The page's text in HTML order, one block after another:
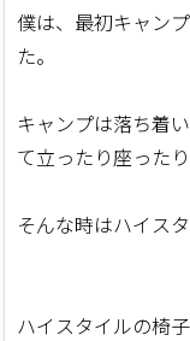
僕は、最初キャン
た。
キャンプは落ち着
て立ったり座ったり
そんな時はハイス
ハイスタイルの椅